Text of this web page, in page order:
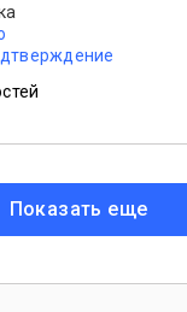
Показать еще